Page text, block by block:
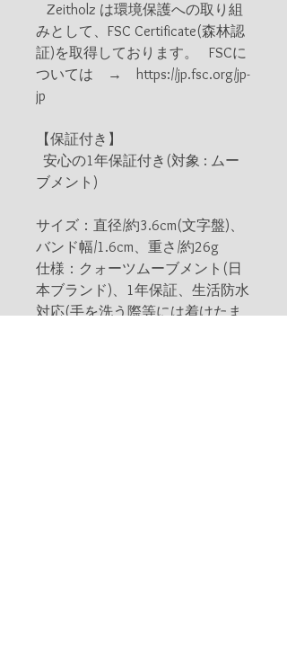
Zeitholz は環境保護への取り組
みとして、FSC Certificate(森林認
証)を取得しております。 FSCに
ついては → https://jp.fsc.org/jp-
jp
【保証付き】
安心の1年保証付き(対象 : ムー
ブメント)
サイズ：直径/約3.6cm(文字盤)、
バンド幅/1.6cm、重さ/約26g
仕様：クォーツムーブメント(日
本ブランド)、1年保証、生活防水
対応(手を洗う際等には着けたま